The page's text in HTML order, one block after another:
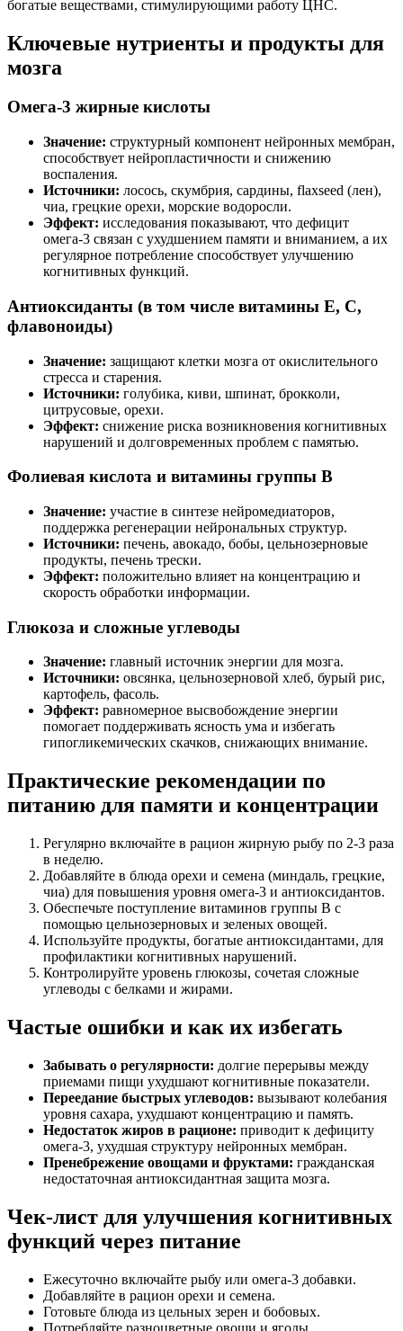
богатые веществами, стимулирующими работу ЦНС.
Ключевые нутриенты и продукты для
мозга
Омега-3 жирные кислоты
Значение: структурный компонент нейронных мембран,
способствует нейропластичности и снижению
воспаления.
Источники: лосось, скумбрия, сардины, flaxseed (лен),
чиа, грецкие орехи, морские водоросли.
Эффект: исследования показывают, что дефицит
омега-3 связан с ухудшением памяти и вниманием, а их
регулярное потребление способствует улучшению
когнитивных функций.
Антиоксиданты (в том числе витамины Е, C,
флавоноиды)
Значение: защищают клетки мозга от окислительного
стресса и старения.
Источники: голубика, киви, шпинат, брокколи,
цитрусовые, орехи.
Эффект: снижение риска возникновения когнитивных
нарушений и долговременных проблем с памятью.
Фолиевая кислота и витамины группы В
Значение: участие в синтезе нейромедиаторов,
поддержка регенерации нейрональных структур.
Источники: печень, авокадо, бобы, цельнозерновые
продукты, печень трески.
Эффект: положительно влияет на концентрацию и
скорость обработки информации.
Глюкоза и сложные углеводы
Значение: главный источник энергии для мозга.
Источники: овсянка, цельнозерновой хлеб, бурый рис,
картофель, фасоль.
Эффект: равномерное высвобождение энергии
помогает поддерживать ясность ума и избегать
гипогликемических скачков, снижающих внимание.
Практические рекомендации по
питанию для памяти и концентрации
Регулярно включайте в рацион жирную рыбу по 2-3 раза
в неделю.
Добавляйте в блюда орехи и семена (миндаль, грецкие,
чиа) для повышения уровня омега-3 и антиоксидантов.
Обеспечьте поступление витаминов группы В с
помощью цельнозерновых и зеленых овощей.
Используйте продукты, богатые антиоксидантами, для
профилактики когнитивных нарушений.
Контролируйте уровень глюкозы, сочетая сложные
углеводы с белками и жирами.
Частые ошибки и как их избегать
Забывать о регулярности: долгие перерывы между
приемами пищи ухудшают когнитивные показатели.
Переедание быстрых углеводов: вызывают колебания
уровня сахара, ухудшают концентрацию и память.
Недостаток жиров в рационе: приводит к дефициту
омега-3, ухудшая структуру нейронных мембран.
Пренебрежение овощами и фруктами: гражданская
недостаточная антиоксидантная защита мозга.
Чек-лист для улучшения когнитивных
функций через питание
Ежесуточно включайте рыбу или омега-3 добавки.
Добавляйте в рацион орехи и семена.
Готовьте блюда из цельных зерен и бобовых.
Потребляйте разноцветные овощи и ягоды.